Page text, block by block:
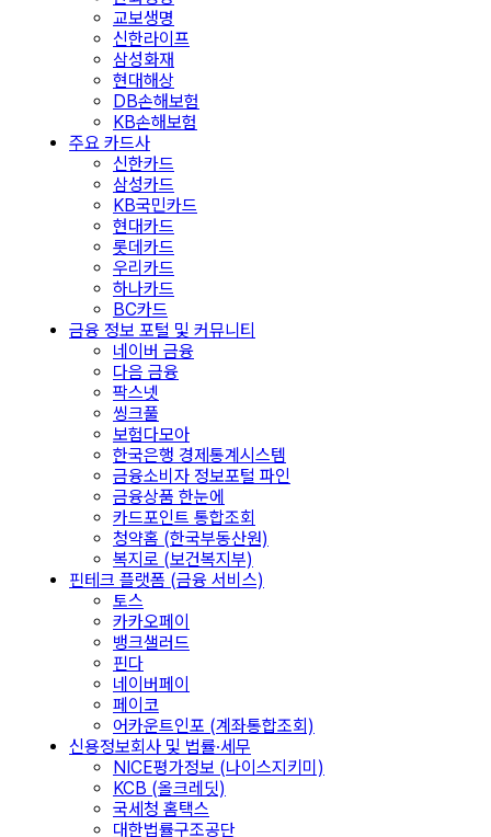
교보생명
신한라이프
삼성화재
현대해상
DB손해보험
KB손해보험
주요 카드사
신한카드
삼성카드
KB국민카드
현대카드
롯데카드
우리카드
하나카드
BC카드
금융 정보 포털 및 커뮤니티
네이버 금융
다음 금융
팍스넷
씽크풀
보험다모아
한국은행 경제통계시스템
금융소비자 정보포털 파인
금융상품 한눈에
카드포인트 통합조회
청약홈 (한국부동산원)
복지로 (보건복지부)
핀테크 플랫폼 (금융 서비스)
토스
카카오페이
뱅크샐러드
핀다
네이버페이
페이코
어카운트인포 (계좌통합조회)
신용정보회사 및 법률·세무
NICE평가정보 (나이스지키미)
KCB (올크레딧)
국세청 홈택스
대한법률구조공단